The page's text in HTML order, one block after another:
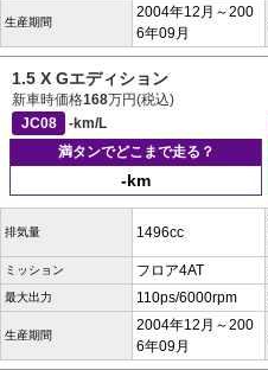
生産期間
2004年12月～200
6年09月
1.5 X Gエディション
新車時価格168万円(税込)
JC08
-km/L
満タンでどこまで走る？
-km
排気量 1496cc
ミッション フロア4AT
最大出力 110ps/6000rpm
生産期間
2004年12月～200
6年09月